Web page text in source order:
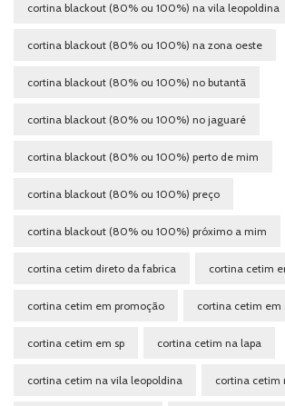
cortina blackout (80% ou 100%) na vila leopoldina
cortina blackout (80% ou 100%) na zona oeste
cortina blackout (80% ou 100%) no butantã
cortina blackout (80% ou 100%) no jaguaré
cortina blackout (80% ou 100%) perto de mim
cortina blackout (80% ou 100%) preço
cortina blackout (80% ou 100%) próximo a mim
cortina cetim direto da fabrica cortina cetim
cortina cetim em promoção cortina cetim em
cortina cetim em sp cortina cetim na lapa
cortina cetim na vila leopoldina cortina cetim